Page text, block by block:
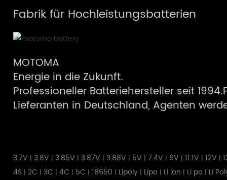
Fabrik für Hochleistungsbatterien
MOTOMA
Energie in die Zukunft.
Professioneller Batteriehersteller seit
Lieferanten in Deutschland, Agenten
3.7V | 3.8V | 3.85V | 3.87V | 3.88V | 5V | 7.4V | 9V |11.1V |12V |
4S |2C | 3C |4C | 5C |18650 | Lipoly | Lipo | Li ion | Li po | Li